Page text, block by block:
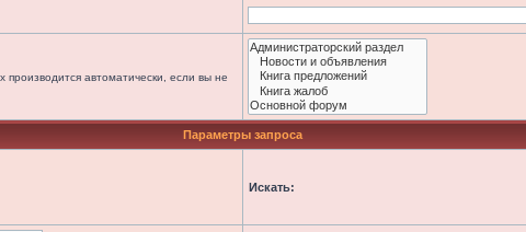
автоматически, если вы не
Параметры запроса
Искать: